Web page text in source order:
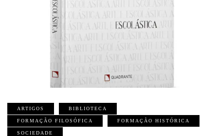
ARTIGOS BIBLIOTECA
FORMAÇÃO FILOSÓFICA FORMAÇÃO HISTÓRICA
SOCIEDADE